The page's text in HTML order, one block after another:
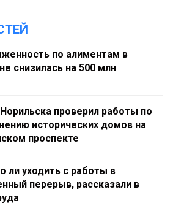
по алиментам в
снизилась на 500 млн
Норильска проверил работы по
исторических домов на
проспекте
ли уходить с работы в
перерыв, рассказали в